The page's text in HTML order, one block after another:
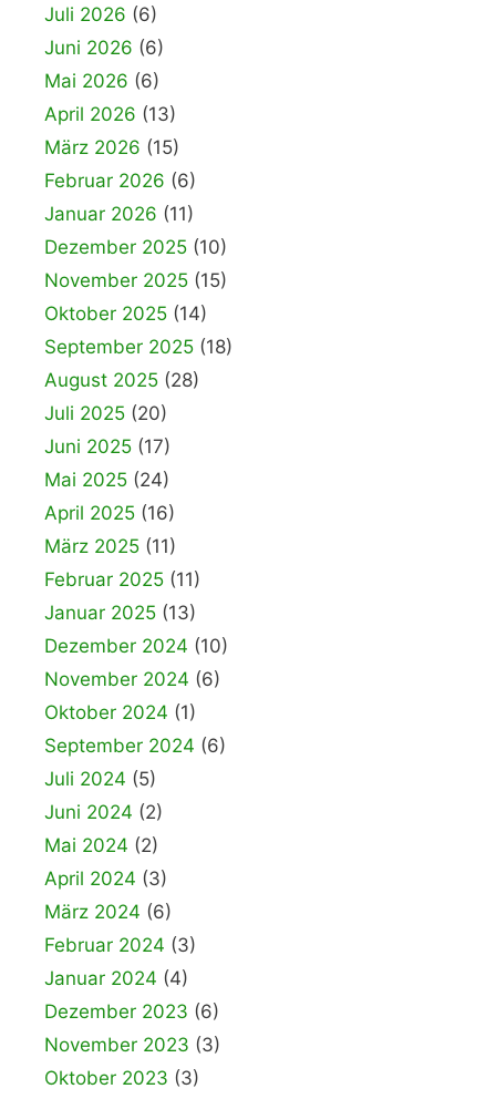
Juli 2026 (6)
Juni 2026 (6)
Mai 2026 (6)
April 2026 (13)
März 2026 (15)
Februar 2026 (6)
Januar 2026 (11)
Dezember 2025 (10)
November 2025 (15)
Oktober 2025 (14)
September 2025 (18)
August 2025 (28)
Juli 2025 (20)
Juni 2025 (17)
Mai 2025 (24)
April 2025 (16)
März 2025 (11)
Februar 2025 (11)
Januar 2025 (13)
Dezember 2024 (10)
November 2024 (6)
Oktober 2024 (1)
September 2024 (6)
Juli 2024 (5)
Juni 2024 (2)
Mai 2024 (2)
April 2024 (3)
März 2024 (6)
Februar 2024 (3)
Januar 2024 (4)
Dezember 2023 (6)
November 2023 (3)
Oktober 2023 (3)